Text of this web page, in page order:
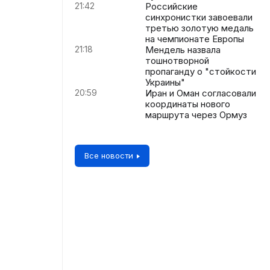
21:42
Российские
синхронистки завоевали
третью золотую медаль
на чемпионате Европы
21:18
Мендель назвала
тошнотворной
пропаганду о "стойкости
Украины"
20:59
Иран и Оман согласовали
координаты нового
маршрута через Ормуз
Все новости